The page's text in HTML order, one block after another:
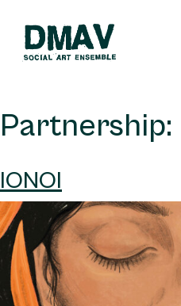
content
Partnership:
IONOI